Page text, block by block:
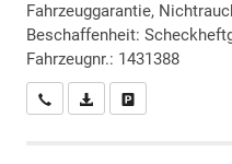
Fahrzeuggarantie,
Beschaffenheit:
Fahrzeugnr.: 1431388
Wir rufen Sie an
PDF-Datei,